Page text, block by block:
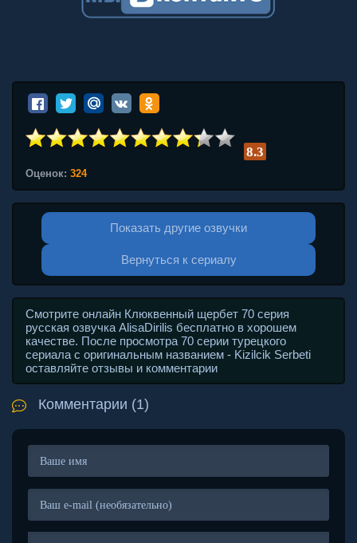
8.3
Оценок: 324
Показать другие озвучки
Вернуться к сериалу
Смотрите онлайн Клюквенный щербет 70 серия
русская озвучка AlisaDirilis бесплатно в хорошем
качестве. После просмотра 70 серии турецкого
сериала с оригинальным названием - Kizilcik Serbeti
оставляйте отзывы и комментарии
Комментарии (1)